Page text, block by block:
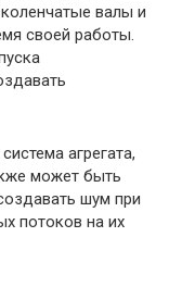
валы и
своей работы.
агрегата,
может быть
шум при
потоков на их